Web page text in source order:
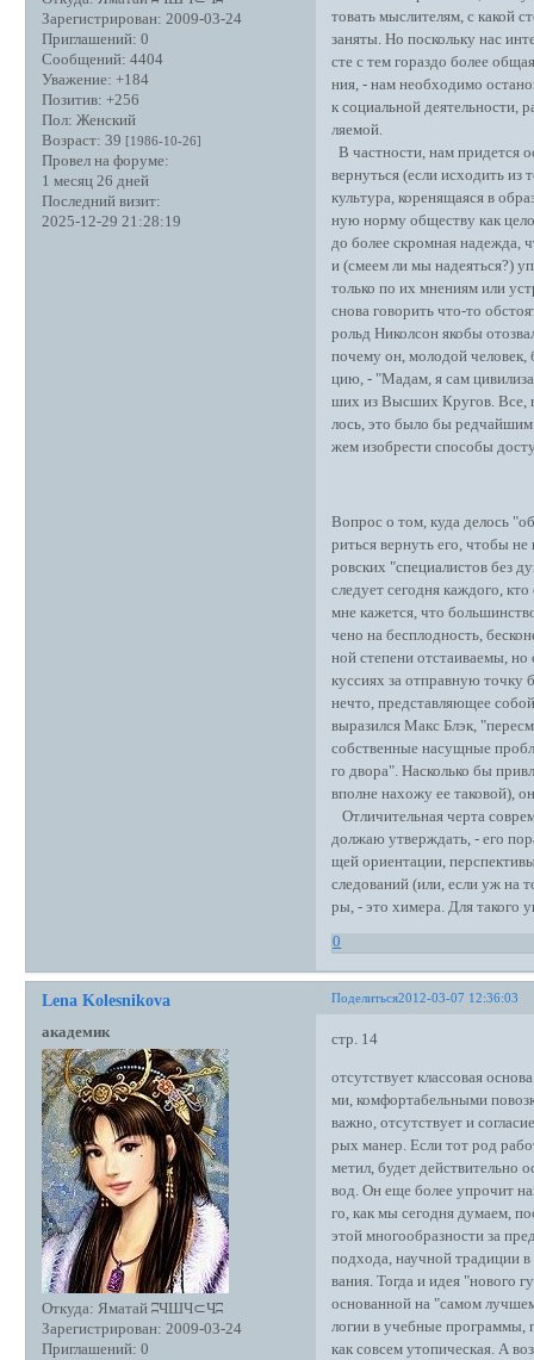
Зарегистрирован: 2009-03-24
Приглашений: 0
Сообщений: 4404
Уважение: +184
Позитив: +256
Пол: Женский
Возраст: 39 [1986-10-26]
Провел на форуме:
1 месяц 26 дней
Последний визит:
2025-12-29 21:28:19
товать мыслителям, с какой
заняты. Но поскольку нас
сте с тем гораздо более
ния, - нам необходимо
к социальной деятельности,
ляемой.
В частности, нам придется
вернуться (если исходить из
культура, коренящаяся в
ную норму обществу как
до более скромная надежда,
и (смеем ли мы надеяться?)
только по их мнениям или
снова говорить что-то
рольд Николсон якобы
почему он, молодой человек,
цию, - "Мадам, я сам
ших из Высших Кругов. Все,
лось, это было бы
жем изобрести способы
Вопрос о том, куда делось
риться вернуть его, чтобы не
ровских "специалистов без
следует сегодня каждого,
мне кажется, что
чено на бесплодность,
ной степени отстаиваемы,
куссиях за отправную точку
нечто, представляющее
выразился Макс Блэк,
собственные насущные
го двора". Насколько бы
вполне нахожу ее таковой),
Отличительная черта
должаю утверждать, - его
щей ориентации,
следований (или, если уж на
ры, - это химера. Для такого
0
Поделиться2012-03-07 12:36:03
Lena Kolesnikova
академик
Откуда: Яматай ʭЧШЧ⊂Чʭ
Зарегистрирован: 2009-03-24
Приглашений: 0
стр. 14
отсутствует классовая
ми, комфортабельными
важно, отсутствует и
рых манер. Если тот род
метил, будет действительно
вод. Он еще более упрочит
го, как мы сегодня думаем,
этой многообразности за
подхода, научной традиции
вания. Тогда и идея "нового
основанной на "самом
логии в учебные программы,
как совсем утопическая. А